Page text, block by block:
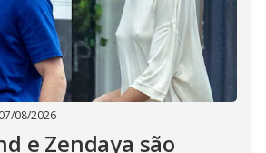
07/08/2026
e Zendaya são